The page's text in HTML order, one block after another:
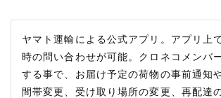
ヤマト運輸による公式アプリ。アプリ上
時の問い合わせが可能。クロネコメンバ
する事で、お届け予定の荷物の事前通知
間帯変更、受け取り場所の変更、再配達